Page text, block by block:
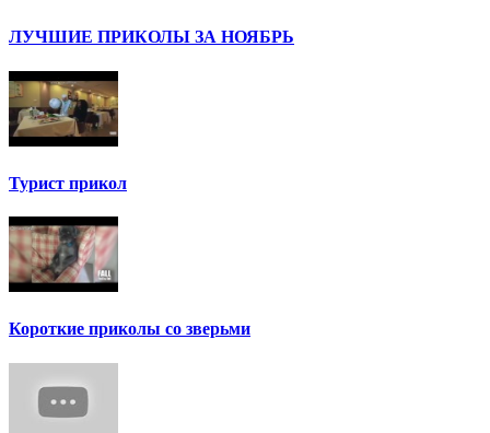
ЛУЧШИЕ ПРИКОЛЫ ЗА НОЯБРЬ
Турист прикол
Короткие приколы со зверьми